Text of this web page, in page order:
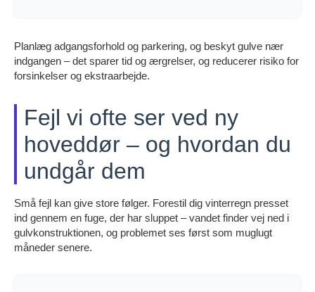
Planlæg adgangsforhold og parkering, og beskyt gulve nær
indgangen – det sparer tid og ærgrelser, og reducerer risiko for
forsinkelser og ekstraarbejde.
Fejl vi ofte ser ved ny
hoveddør – og hvordan du
undgår dem
Små fejl kan give store følger. Forestil dig vinterregn presset
ind gennem en fuge, der har sluppet – vandet finder vej ned i
gulvkonstruktionen, og problemet ses først som muglugt
måneder senere.